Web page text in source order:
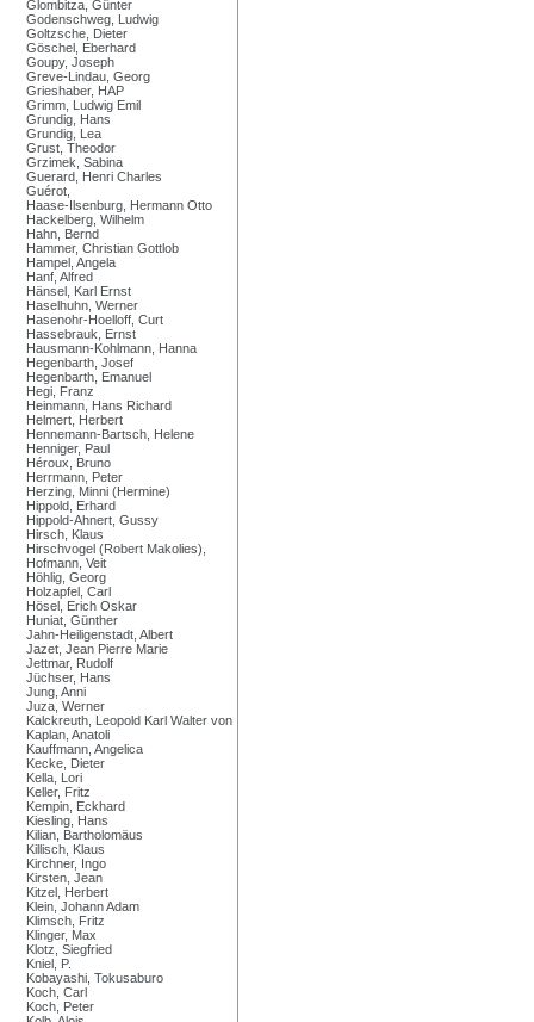
Glombitza, Günter
Godenschweg, Ludwig
Goltzsche, Dieter
Göschel, Eberhard
Goupy, Joseph
Greve-Lindau, Georg
Grieshaber, HAP
Grimm, Ludwig Emil
Grundig, Hans
Grundig, Lea
Grust, Theodor
Grzimek, Sabina
Guerard, Henri Charles
Guérot,
Haase-Ilsenburg, Hermann Otto
Hackelberg, Wilhelm
Hahn, Bernd
Hammer, Christian Gottlob
Hampel, Angela
Hanf, Alfred
Hänsel, Karl Ernst
Haselhuhn, Werner
Hasenohr-Hoelloff, Curt
Hassebrauk, Ernst
Hausmann-Kohlmann, Hanna
Hegenbarth, Josef
Hegenbarth, Emanuel
Hegi, Franz
Heinmann, Hans Richard
Helmert, Herbert
Hennemann-Bartsch, Helene
Henniger, Paul
Héroux, Bruno
Herrmann, Peter
Herzing, Minni (Hermine)
Hippold, Erhard
Hippold-Ahnert, Gussy
Hirsch, Klaus
Hirschvogel (Robert Makolies),
Hofmann, Veit
Höhlig, Georg
Holzapfel, Carl
Hösel, Erich Oskar
Huniat, Günther
Jahn-Heiligenstadt, Albert
Jazet, Jean Pierre Marie
Jettmar, Rudolf
Jüchser, Hans
Jung, Anni
Juza, Werner
Kalckreuth, Leopold Karl Walter von
Kaplan, Anatoli
Kauffmann, Angelica
Kecke, Dieter
Kella, Lori
Keller, Fritz
Kempin, Eckhard
Kiesling, Hans
Kilian, Bartholomäus
Killisch, Klaus
Kirchner, Ingo
Kirsten, Jean
Kitzel, Herbert
Klein, Johann Adam
Klimsch, Fritz
Klinger, Max
Klotz, Siegfried
Kniel, P.
Kobayashi, Tokusaburo
Koch, Carl
Koch, Peter